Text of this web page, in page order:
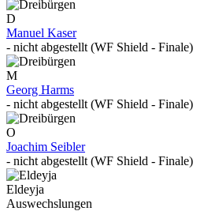
D
Manuel Kaser
- nicht abgestellt (WF Shield - Finale)
M
Georg Harms
- nicht abgestellt (WF Shield - Finale)
O
Joachim Seibler
- nicht abgestellt (WF Shield - Finale)
Eldeyja
Auswechslungen